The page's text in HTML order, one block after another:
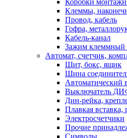
Коробки
Клеммы,
Провод, кабель
Гофра,
Кабель-канал
Зажим клеммный
Автомат, счетчик,
Щит, бокс, ящик
Шина
Автоматический
Выключатель
Дин-рейка,
Плавкая вставка,
Электросчетчики
Прочие
Символы